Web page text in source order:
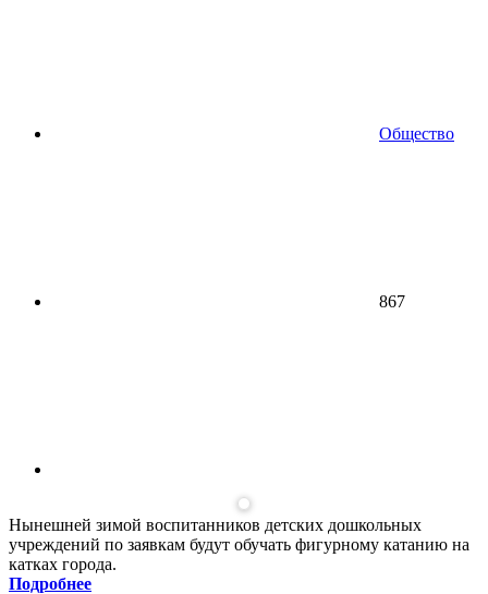
Общество
867
Нынешней зимой воспитанников детских дошкольных
учреждений по заявкам будут обучать фигурному катанию на
катках города.
Подробнее